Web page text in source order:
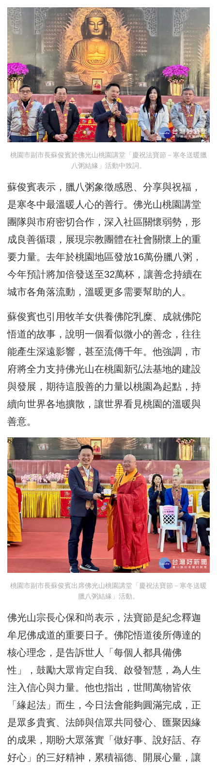
桃園市副市長蘇俊賓於佛光山桃園講堂「慶祝法寶節－寒冬送暖臘
八粥結緣」活動中致詞。
蘇俊賓表示，臘八粥象徵感恩、分享與祝福，
是寒冬中最溫暖人心的善行。佛光山桃園講堂
團隊與市府密切合作，深入社區關懷弱勢，形
成良善循環，展現宗教團體在社會關懷上的重
要力量。去年於桃園地區發放16萬份臘八粥，
今年預計將加倍發送至32萬杯，讓善念持續在
城市各角落流動，溫暖更多需要幫助的人。
蘇俊賓也引用牧羊女供養佛陀乳糜、成就佛陀
悟道的故事，說明一個看似微小的善念，往往
能產生深遠影響，甚至流傳千年。他強調，市
府將全力支持佛光山在桃園新弘法基地的建設
與發展，期待這股善的力量以桃園為起點，持
續向世界各地擴散，讓世界看見桃園的溫暖與
善意。
桃園市副市長蘇俊賓出席佛光山桃園講堂「慶祝法寶節－寒冬送暖
臘八粥結緣」活動。
佛光山宗長心保和尚表示，法寶節是紀念釋迦
牟尼佛成道的重要日子。佛陀悟道後所傳達的
核心理念，是告訴世人「每個人都具備佛
性」，鼓勵大眾肯定自我、啟發智慧，為人生
注入信心與力量。他也指出，世間萬物皆依
「緣起法」而生，今日法會能夠圓滿完成，正
是眾多貴賓、法師與信眾共同發心、匯聚因緣
的成果，期盼大眾落實「做好事、說好話、存
好心」的三好精神，累積福德、開展心量，讓